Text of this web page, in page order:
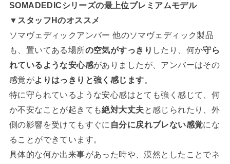
SOMADEDICシリーズの最上位プレミアムモデル
▼スタッフHのオススメ
ソマヴェディックアンバー 他のソマヴェディック製品
も、置いてある場所の空気がすっきり したり、何か守ら
れているような安心感がありましたが、アンバーはその
感覚がよりはっきりと強く感じます。
特に守られているような安心感はとても強く感じて、何
か不安なことが起きても絶対大丈夫と感じられたり、外
側の影響を受けてもすぐに 自分に戻れブレない感覚にな
ることができています。
具体的な何か出来事があった時や、漠然としたことでネ